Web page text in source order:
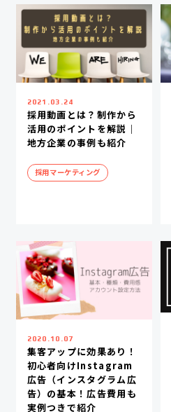
2021.03.24
採用動画とは？制作から
活用のポイントを解説｜
地方企業の事例も紹介
採用マーケティング
2020.10.07
集客アップに効果あり！
初心者向けInstagram
広告（インスタグラム広
告）の基本！広告費用も
実例つきで紹介